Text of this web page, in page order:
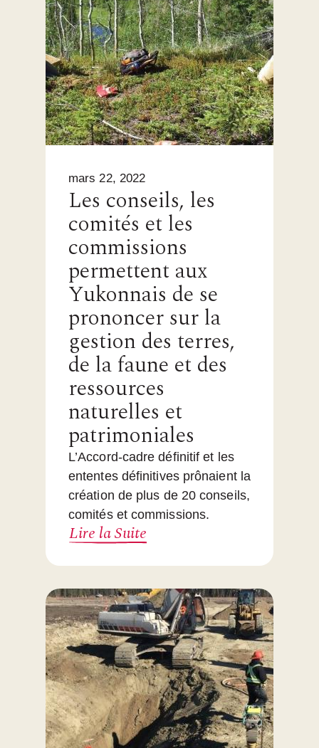
mars 22, 2022
Les conseils, les
comités et les
commissions
permettent aux
Yukonnais de se
prononcer sur la
gestion des terres,
de la faune et des
ressources
naturelles et
patrimoniales
L’Accord-cadre définitif et les
ententes définitives prônaient la
création de plus de 20 conseils,
comités et commissions.
Lire la Suite